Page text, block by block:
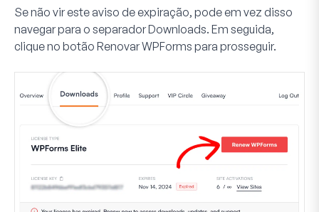
Se não vir este aviso de expiração, pode em vez disso
navegar para o separadorDownloads. Em seguida,
clique no botão Renovar WPForms para prosseguir.